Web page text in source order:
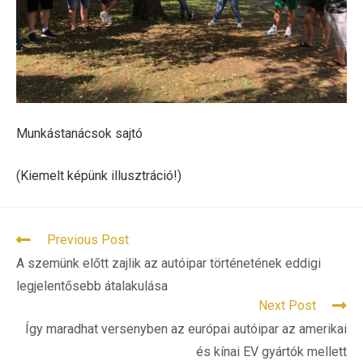
Munkástanácsok sajtó
(Kiemelt képünk illusztráció!)
READ
MORE
ARTICLES
Previous Post
A szemünk előtt zajlik az autóipar történetének eddigi
legjelentősebb átalakulása
Next Post
Így maradhat versenyben az európai autóipar az amerikai
és kínai EV gyártók mellett